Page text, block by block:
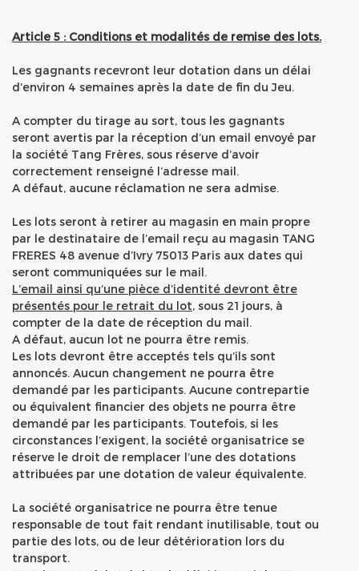
Article 5 : Conditions et modalités de remise des lots.
Les gagnants recevront leur dotation dans un délai
d’environ 4 semaines après la date de fin du Jeu.
A compter du tirage au sort, tous les gagnants
seront avertis par la réception d’un email envoyé par
la société Tang Frères, sous réserve d’avoir
correctement renseigné l’adresse mail.
A défaut, aucune réclamation ne sera admise.
Les lots seront à retirer au magasin en main propre
par le destinataire de l’email reçu au magasin TANG
FRERES 48 avenue d’Ivry 75013 Paris aux dates qui
seront communiquées sur le mail.
L’email ainsi qu’une pièce d’identité devront être
présentés pour le retrait du lot, sous 21 jours, à
compter de la date de réception du mail.
A défaut, aucun lot ne pourra être remis.
Les lots devront être acceptés tels qu’ils sont
annoncés. Aucun changement ne pourra être
demandé par les participants. Aucune contrepartie
ou équivalent financier des objets ne pourra être
demandé par les participants. Toutefois, si les
circonstances l’exigent, la société organisatrice se
réserve le droit de remplacer l’une des dotations
attribuées par une dotation de valeur équivalente.
La société organisatrice ne pourra être tenue
responsable de tout fait rendant inutilisable, tout ou
partie des lots, ou de leur détérioration lors du
transport.